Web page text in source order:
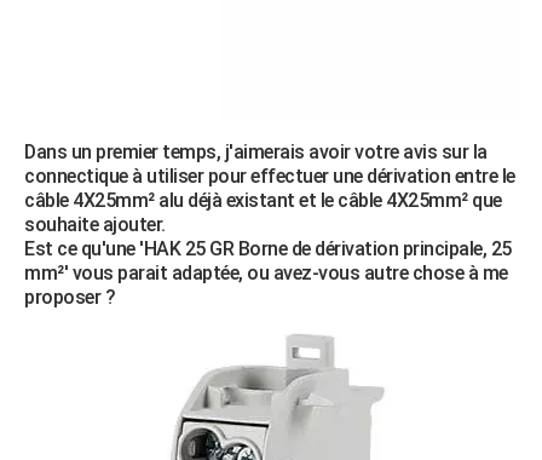
Dans un premier temps, j'aimerais avoir votre avis sur la
connectique à utiliser pour effectuer une dérivation entre le
câble 4X25mm² alu déjà existant et le câble 4X25mm² que
souhaite ajouter.
Est ce qu'une 'HAK 25 GR Borne de dérivation principale, 25
mm²' vous parait adaptée, ou avez-vous autre chose à me
proposer ?